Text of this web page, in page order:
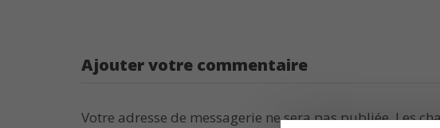
Ajouter votre commentaire
Votre adresse de messagerie ne sera pas publiée.Les